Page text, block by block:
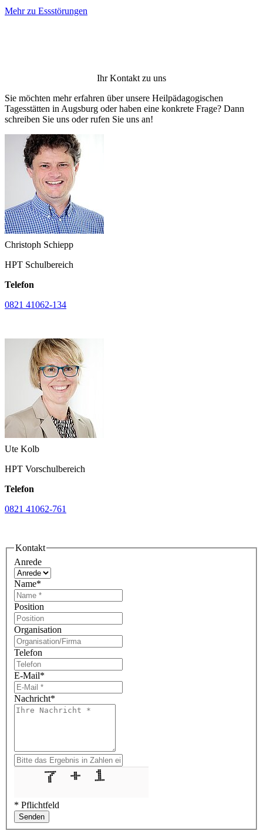
Mehr zu Essstörungen
Ihr Kontakt zu uns
Sie möchten mehr erfahren über unsere Heilpädagogischen
Tagesstätten in Augsburg oder haben eine konkrete Frage? Dann
schreiben Sie uns oder rufen Sie uns an!
Christoph Schiepp
HPT Schulbereich
Telefon
0821 41062-134
Ute Kolb
HPT Vorschulbereich
Telefon
0821 41062-761
Kontakt
Anrede
Name*
Position
Organisation
Telefon
E-Mail*
Nachricht*
* Pflichtfeld
Senden